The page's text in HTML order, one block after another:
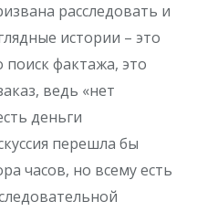
расследовать и
истории – это
фактажа, это
ведь «нет
деньги
перешла бы
часов, но всему есть